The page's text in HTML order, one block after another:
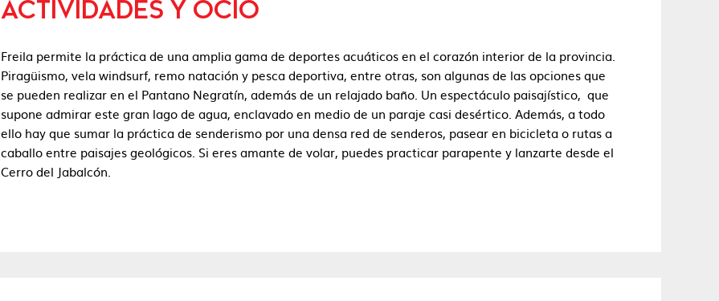
ACTIVIDADES Y OCIO
Freila permite la práctica de una amplia gama de deportes acuáticos en el corazón interior de la provincia.
Piragüismo, vela windsurf, remo natación y pesca deportiva, entre otras, son algunas de las opciones que
se pueden realizar en el Pantano Negratín, además de un relajado baño. Un espectáculo paisajístico, que
supone admirar este gran lago de agua, enclavado en medio de un paraje casi desértico. Además, a todo
ello hay que sumar la práctica de senderismo por una densa red de senderos, pasear en bicicleta o rutas a
caballo entre paisajes geológicos. Si eres amante de volar, puedes practicar parapente y lanzarte desde el
Cerro del Jabalcón.